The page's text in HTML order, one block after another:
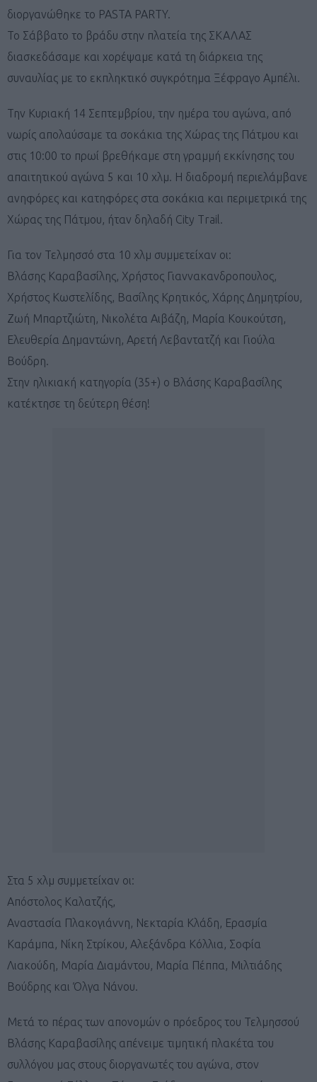
διοργανώθηκε το PASTA PARTY.
Το Σάββατο το βράδυ στην πλατεία της ΣΚΑΛΑΣ
διασκεδάσαμε και χορέψαμε κατά τη διάρκεια της
συναυλίας με το εκπληκτικό συγκρότημα Ξέφραγο Αμπέλι.
Την Κυριακή 14 Σεπτεμβρίου, την ημέρα του αγώνα, από
νωρίς απολαύσαμε τα σοκάκια της Χώρας της Πάτμου και
στις 10:00 το πρωί βρεθήκαμε στη γραμμή εκκίνησης του
απαιτητικού αγώνα 5 και 10 χλμ. Η διαδρομή περιελάμβανε
ανηφόρες και κατηφόρες στα σοκάκια και περιμετρικά της
Χώρας της Πάτμου, ήταν δηλαδή City Trail.
Για τον Τελμησσό στα 10 χλμ συμμετείχαν οι:
Βλάσης Καραβασίλης, Χρήστος Γιαννακανδροπουλος,
Χρήστος Κωστελίδης, Βασίλης Κρητικός, Χάρης Δημητρίου,
Ζωή Μπαρτζιώτη, Νικολέτα Αιβάζη, Μαρία Κουκούτση,
Ελευθερία Δημαντώνη, Αρετή Λεβαντατζή και Γιούλα
Βούδρη.
Στην ηλικιακή κατηγορία (35+) ο Βλάσης Καραβασίλης
κατέκτησε τη δεύτερη θέση!
Στα 5 χλμ συμμετείχαν οι:
Απόστολος Καλατζής,
Αναστασία Πλακογιάννη, Νεκταρία Κλάδη, Ερασμία
Καράμπα, Νίκη Στρίκου, Αλεξάνδρα Κόλλια, Σοφία
Λιακούδη, Μαρία Διαμάντου, Μαρία Πέππα, Μιλτιάδης
Βούδρης και Όλγα Νάνου.
Μετά το πέρας των απονομών ο πρόεδρος του Τελμησσού
Βλάσης Καραβασίλης απένειμε τιμητική πλακέτα του
συλλόγου μας στους διοργανωτές του αγώνα, στον